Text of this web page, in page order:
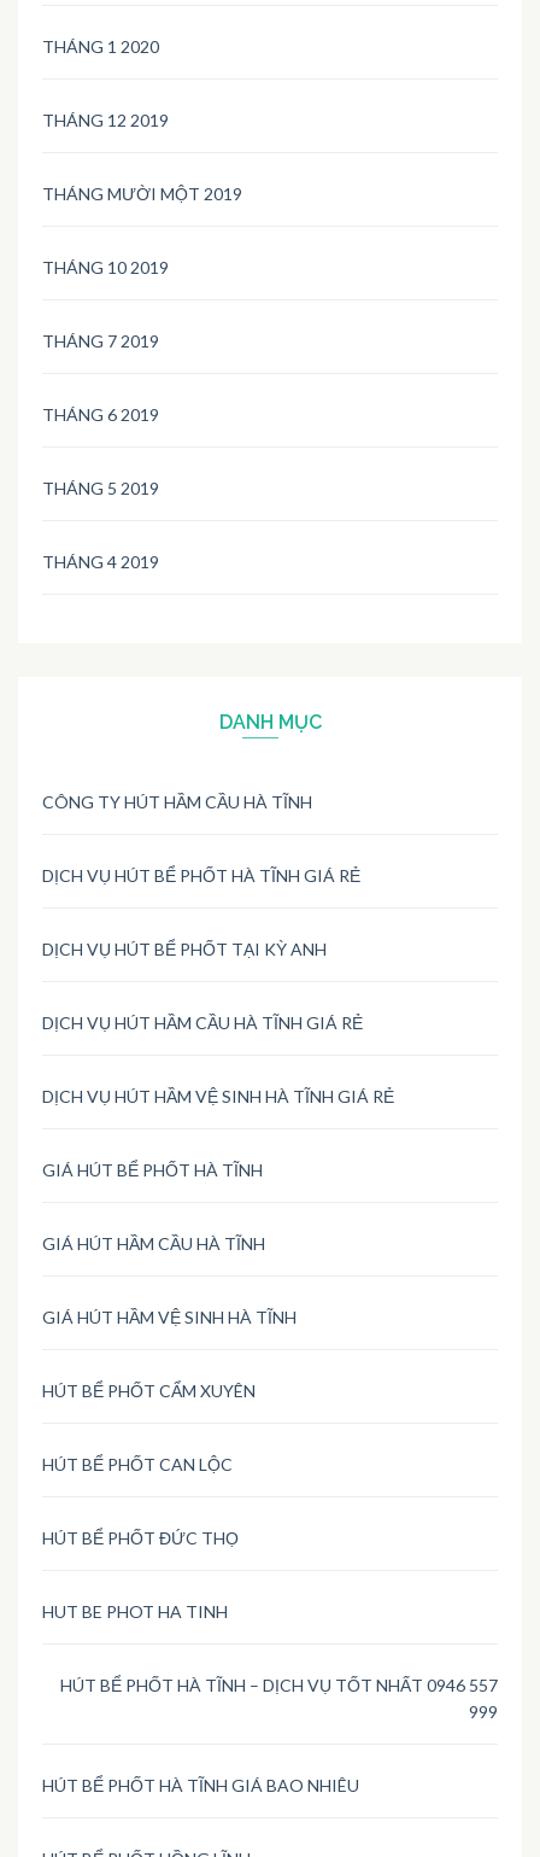
THÁNG 1 2020
THÁNG 12 2019
THÁNG MƯỜI MỘT 2019
THÁNG 10 2019
THÁNG 7 2019
THÁNG 6 2019
THÁNG 5 2019
THÁNG 4 2019
DANH MỤC
CÔNG TY HÚT HẦM CẦU HÀ TĨNH
DỊCH VỤ HÚT BỂ PHỐT HÀ TĨNH GIÁ RẺ
DỊCH VỤ HÚT BỂ PHỐT TẠI KỲ ANH
DỊCH VỤ HÚT HẦM CẦU HÀ TĨNH GIÁ RẺ
DỊCH VỤ HÚT HẦM VỆ SINH HÀ TĨNH GIÁ RẺ
GIÁ HÚT BỂ PHỐT HÀ TĨNH
GIÁ HÚT HẦM CẦU HÀ TĨNH
GIÁ HÚT HẦM VỆ SINH HÀ TĨNH
HÚT BỂ PHỐT CẨM XUYÊN
HÚT BỂ PHỐT CAN LỘC
HÚT BỂ PHỐT ĐỨC THỌ
HUT BE PHOT HA TINH
HÚT BỂ PHỐT HÀ TĨNH – DỊCH VỤ TỐT NHẤT 0946 557
999
HÚT BỂ PHỐT HÀ TĨNH GIÁ BAO NHIÊU